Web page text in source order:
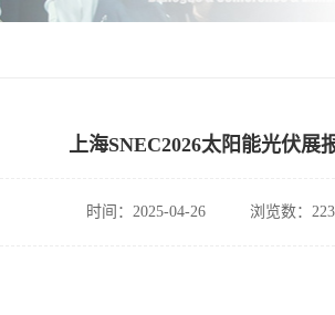
上海SNEC2026太阳能光伏展
时间：2025-04-26 浏览数：